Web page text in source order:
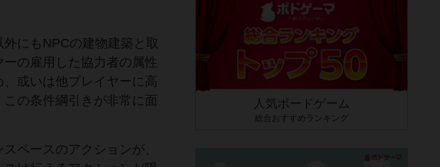
にもNPCの建物建築と取
の雇用した協力者の属性
或いは他プレイヤーに高
の条件綱引きが非常に面
ペースのアクションが、
人気ボードゲーム
総合おすすめランキング